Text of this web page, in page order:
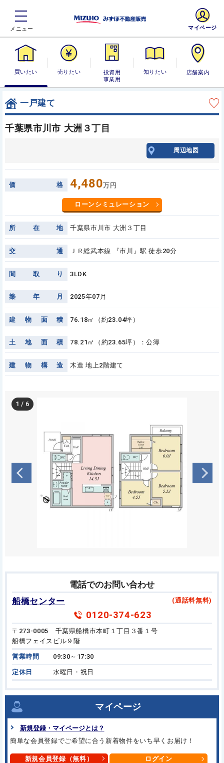
買いたい 売りたい
投資用・事業
用
知りたい 店舗案内
マイページ
一戸建て
千葉県市川市 大洲３丁目
周辺地図
価 格 4,480万円
ローンシミュレーション
所 在 地 千葉県市川市 大洲３丁目
交 通 ＪＲ総武本線 『市川』駅 徒歩20分
間 取 り 3LDK
築 年 月 2025年07月
建 物 面 積 76.18㎡（約23.04坪）
土 地 面 積 78.21㎡（約23.65坪）：公簿
建 物 構 造 木造 地上2階建て
1 / 6
電話でのお問い合わせ
船橋センター
(通話料無料)
0120-374-623
〒273-0005 千葉県船橋市本町１丁目３番１号
船橋フェイスビル９階
営業時間 09:30～17:30
定休日 水曜日・祝日
マイページ
新規登録・マイページとは？
簡単な会員登録でご希望に合う 新着物件をいち早くお届け！
新規会員登録（無料） ログイン